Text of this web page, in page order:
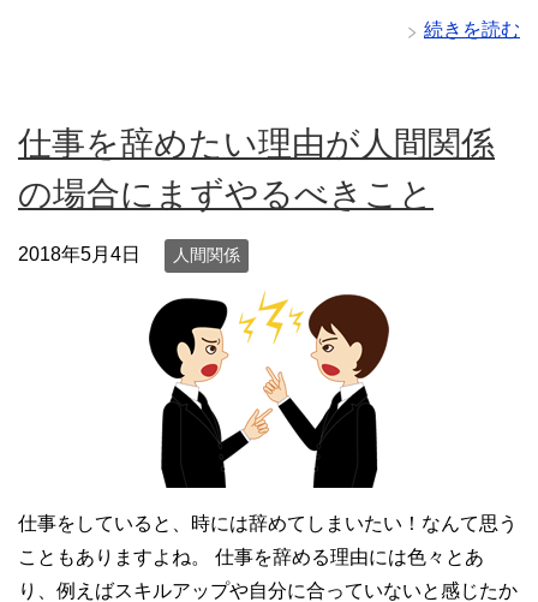
続きを読む
仕事を辞めたい理由が人間関係
の場合にまずやるべきこと
2018年5月4日 人間関係
仕事をしていると、時には辞めてしまいたい！なんて思う
こともありますよね。 仕事を辞める理由には色々とあ
り、例えばスキルアップや自分に合っていないと感じたか